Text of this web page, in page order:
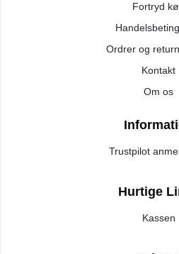
Fortryd
Ordrer og
Kontakt
Om os
Trustpilot
Hurtige
Kassen